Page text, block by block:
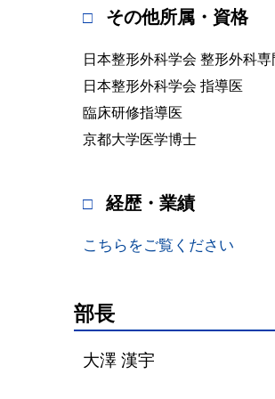
その他所属・資格
日本整形外科学会 整形外科専
日本整形外科学会 指導医
臨床研修指導医
京都大学医学博士
経歴・業績
こちらをご覧ください
部長
大澤 漢宇